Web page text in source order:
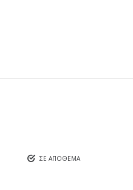
ΣΕ ΑΠΌΘΕΜΑ